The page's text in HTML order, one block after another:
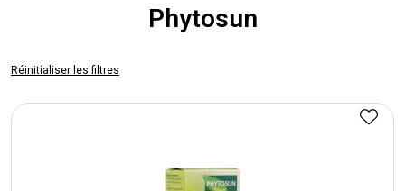
Phytosun
Réinitialiser les filtres